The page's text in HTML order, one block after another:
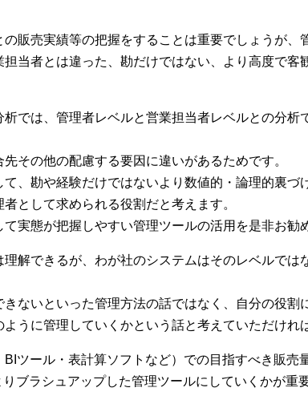
販売実績等の把握をすることは重要でしょうが、
当者とは違った、勘だけではない、より高度で客
では、管理者レベルと営業担当者レベルとの分析
その他の配慮する要因に違いがあるためです。
、勘や経験だけではないより数値的・論理的裏づ
として求められる役割だと考えます。
実態が把握しやすい管理ツールの活用を是非お勧
解できるが、わが社のシステムはそのレベルでは
ないといった管理方法の話ではなく、自分の役割
うに管理していくかという話と考えていただけれ
ツール・表計算ソフトなど）での目指すべき販売
ブラシュアップした管理ツールにしていくかが重